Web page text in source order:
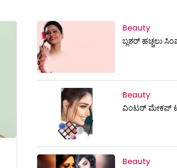
Beauty
ಬ್ಲಶರ್ ಹಚ್ಚಲು
Beauty
ವಿಂಟರ್‌ ಮೇಕಪ್‌
Beauty